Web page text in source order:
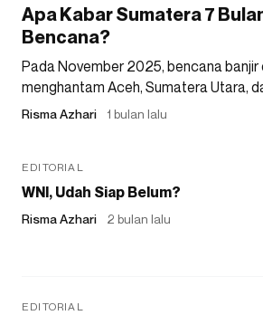
Apa Kabar Sumatera 7
Bencana?
Pada November 2025, bencana
menghantam Aceh, Sumatera Utara,
Risma Azhari 1 bulan lalu
EDITORIAL
WNI, Udah Siap Belum?
Risma Azhari 2 bulan lalu
EDITORIAL